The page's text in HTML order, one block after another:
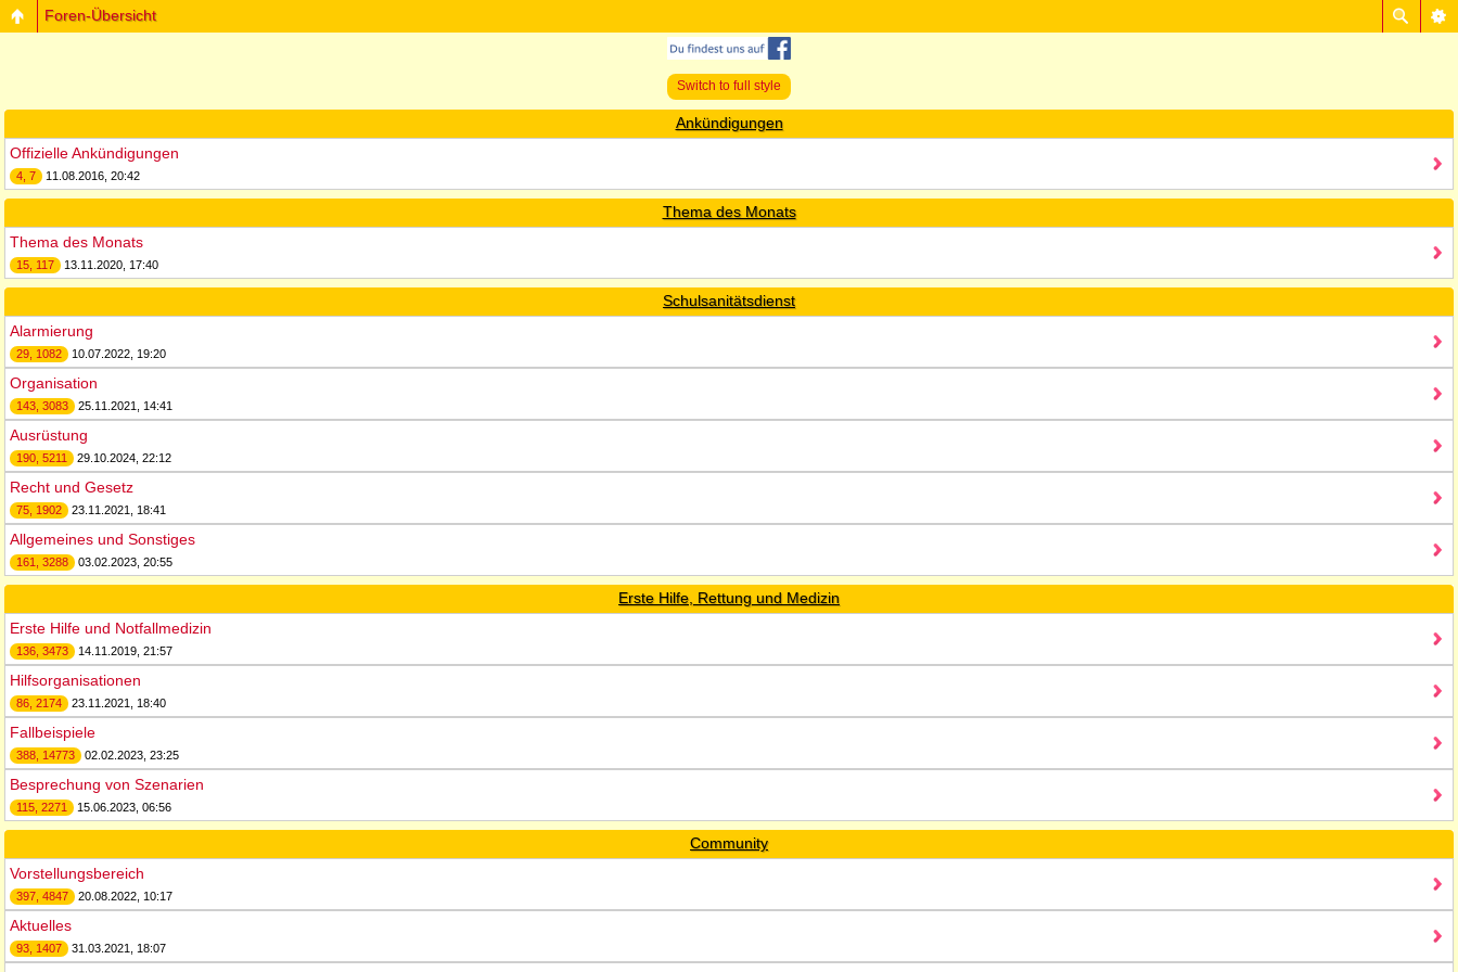
Foren-Übersicht
Switch to full style
Ankündigungen
Offizielle Ankündigungen
4, 7 11.08.2016, 20:42
Thema des Monats
Thema des Monats
15, 117 13.11.2020, 17:40
Schulsanitätsdienst
Alarmierung
29, 1082 10.07.2022, 19:20
Organisation
143, 3083 25.11.2021, 14:41
Ausrüstung
190, 5211 29.10.2024, 22:12
Recht und Gesetz
75, 1902 23.11.2021, 18:41
Allgemeines und Sonstiges
161, 3288 03.02.2023, 20:55
Erste Hilfe, Rettung und Medizin
Erste Hilfe und Notfallmedizin
136, 3473 14.11.2019, 21:57
Hilfsorganisationen
86, 2174 23.11.2021, 18:40
Fallbeispiele
388, 14773 02.02.2023, 23:25
Besprechung von Szenarien
115, 2271 15.06.2023, 06:56
Community
Vorstellungsbereich
397, 4847 20.08.2022, 10:17
Aktuelles
93, 1407 31.03.2021, 18:07